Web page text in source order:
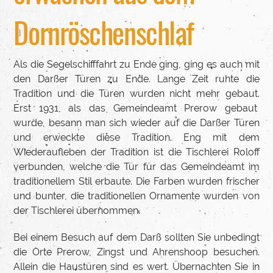
Dornröschenschlaf
Als die Segelschifffahrt zu Ende ging, ging es auch mit
den Darßer Türen zu Ende. Lange Zeit ruhte die
Tradition und die Türen wurden nicht mehr gebaut.
Erst 1931, als das Gemeindeamt Prerow gebaut
wurde, besann man sich wieder auf die Darßer Türen
und erweckte diese Tradition. Eng mit dem
Wiederaufleben der Tradition ist die Tischlerei Roloff
verbunden, welche die Tür für das Gemeindeamt im
traditionellem Stil erbaute. Die Farben wurden frischer
und bunter, die traditionellen Ornamente wurden von
der Tischlerei übernommen.
Bei einem Besuch auf dem Darß sollten Sie unbedingt
die Orte Prerow, Zingst und Ahrenshoop besuchen.
Allein die Haustüren sind es wert. Übernachten Sie in